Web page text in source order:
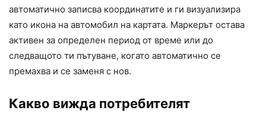
автоматично записва координатите и ги визуализира
като икона на автомобил на картата. Маркерът остава
активен за определен период от време или до
следващото ти пътуване, когато автоматично се
премахва и се заменя с нов.
Какво вижда потребителят